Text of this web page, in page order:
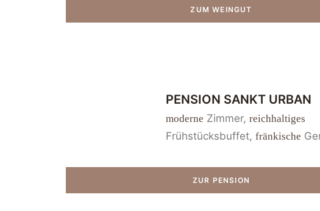
ZUM WEINGUT
PENSION SANKT URBAN
moderne Zimmer, reichhaltiges
Frühstücksbuffet, fränkische
ZUR PENSION